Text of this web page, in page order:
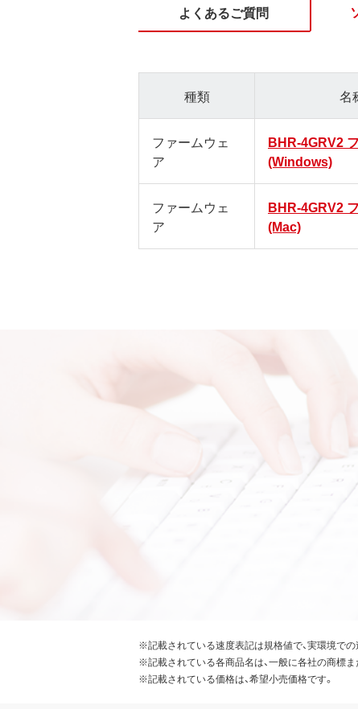
よくあるご質問
種類 名
ファームウェ
ア
BHR-4GRV2
(Windows)
ファームウェ
ア
BHR-4GRV2
(Mac)
※記載されている速度表記は規格値で、実環境での
※記載されている各商品名は、一般に各社の商標ま
※記載されている価格は、希望小売価格です。